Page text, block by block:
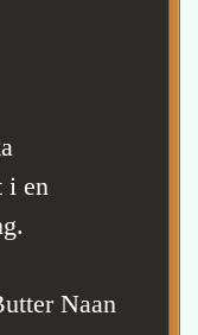
i en
Naan